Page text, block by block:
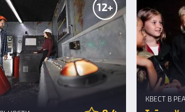
12+
КВЕСТ В